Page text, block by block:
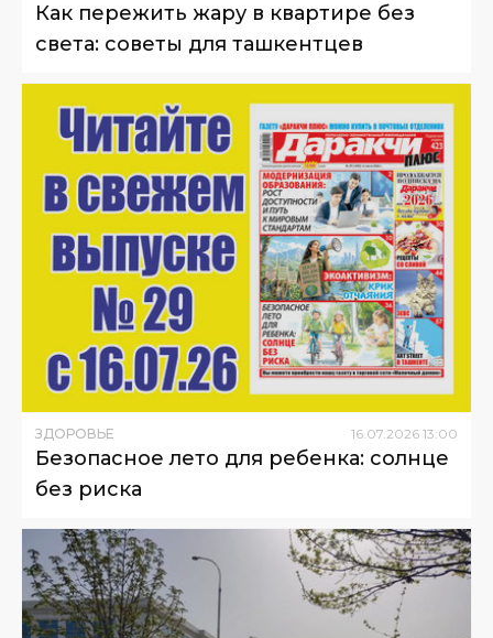
Как пережить жару в квартире без
света: советы для ташкентцев
ЗДОРОВЬЕ 16 07 2026 13:00
Безопасное лето для ребенка: солнце
без риска